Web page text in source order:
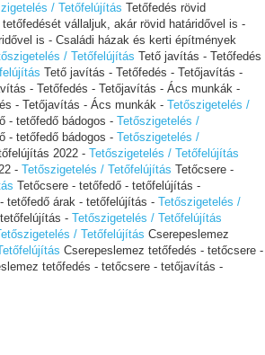
/ Tetőfelújítás Tetőfedés rövid
vállaljuk, akár rövid határidővel is -
is - Családi házak és kerti építmények
/ Tetőfelújítás Tető javítás - Tetőfedés
Tető javítás - Tetőfedés - Tetőjavítás -
- Tetőfedés - Tetőjavítás - Ács munkák -
- Tetőjavítás - Ács munkák - Tetőszigetelés /
- tetőfedő bádogos - Tetőszigetelés /
- tetőfedő bádogos - Tetőszigetelés /
2022 - Tetőszigetelés / Tetőfelújítás
- Tetőszigetelés / Tetőfelújítás Tetőcsere -
Tetőcsere - tetőfedő - tetőfelújítás -
tetőfedő árak - tetőfelújítás - Tetőszigetelés /
- Tetőszigetelés / Tetőfelújítás
/ Tetőfelújítás Cserepeslemez
Cserepeslemez tetőfedés - tetőcsere -
tetőfedés - tetőcsere - tetőjavítás -